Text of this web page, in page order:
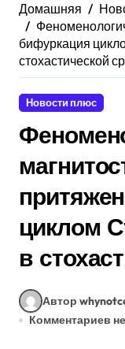
Домашняя
бифуркация
стохастической
Новости плюс
циклом
в
Автор
Комментариев